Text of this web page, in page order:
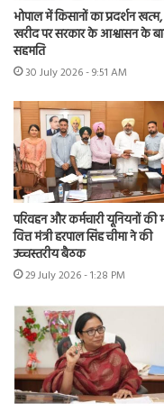
भोपाल में किसानों का प्रदर्शन
खरीद पर सरकार के आश्वासन के
सहमति
30 July 2026 - 9:51 AM
परिवहन और कर्मचारी यूनियनों की
वित्त मंत्री हरपाल सिंह चीमा ने की
उच्चस्तरीय बैठक
29 July 2026 - 1:28 PM